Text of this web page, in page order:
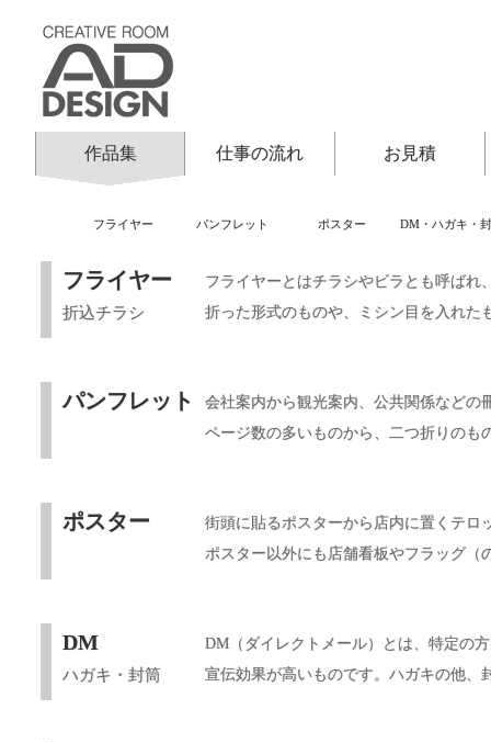
作品集 仕事の流れ お見積
フライヤー パンフレット ポスター DM・ハガキ・
フライヤー
折込チラシ
フライヤーとはチラシやビラとも呼ばれ
折った形式のものや、ミシン目を入れた
パンフレット
会社案内から観光案内、公共関係などの
ページ数の多いものから、二つ折りのも
ポスター
街頭に貼るポスターから店内に置くテロ
ポスター以外にも店舗看板やフラッグ（
DM
ハガキ・封筒
DM（ダイレクトメール）とは、特定の
宣伝効果が高いものです。ハガキの他、